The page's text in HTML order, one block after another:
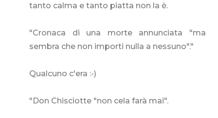
tanto calma e tanto piatta non la è.
"Cronaca di una morte annunciata "ma
sembra che non importi nulla a nessuno"."
Qualcuno c'era :-)
"Don Chisciotte "non cela farà mai".